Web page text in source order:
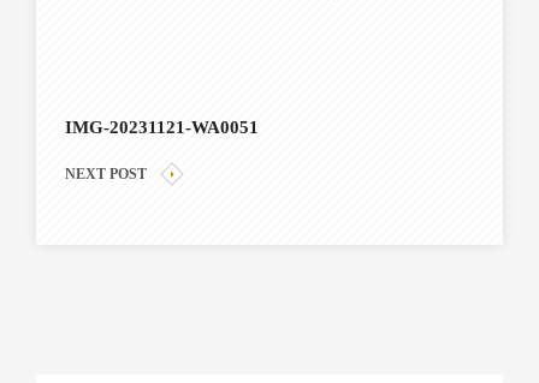
IMG-20231121-WA0051
NEXT POST